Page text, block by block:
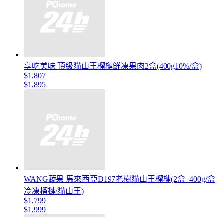
享吃美味 頂級貓山王榴槤鮮凍果肉2盒(400g10%/盒)
$1,807
$1,895
WANG蔬果 馬來西亞D197老樹貓山王榴槤(2盒_400g/盒
冷凍榴槤/貓山王)
$1,799
$1,999